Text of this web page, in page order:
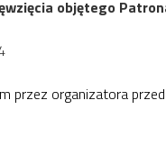
objętego
przez organizatora